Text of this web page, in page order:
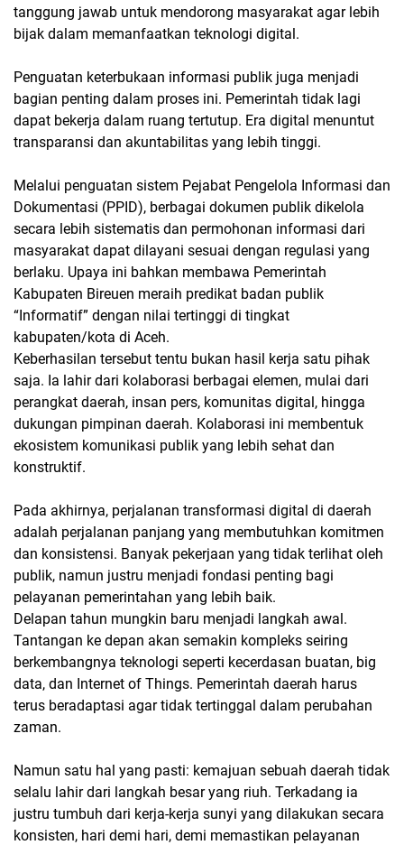
tanggung jawab untuk mendorong masyarakat agar lebih
bijak dalam memanfaatkan teknologi digital.
Penguatan keterbukaan informasi publik juga menjadi
bagian penting dalam proses ini. Pemerintah tidak lagi
dapat bekerja dalam ruang tertutup. Era digital menuntut
transparansi dan akuntabilitas yang lebih tinggi.
Melalui penguatan sistem Pejabat Pengelola Informasi dan
Dokumentasi (PPID), berbagai dokumen publik dikelola
secara lebih sistematis dan permohonan informasi dari
masyarakat dapat dilayani sesuai dengan regulasi yang
berlaku. Upaya ini bahkan membawa Pemerintah
Kabupaten Bireuen meraih predikat badan publik
“Informatif” dengan nilai tertinggi di tingkat
kabupaten/kota di Aceh.
Keberhasilan tersebut tentu bukan hasil kerja satu pihak
saja. Ia lahir dari kolaborasi berbagai elemen, mulai dari
perangkat daerah, insan pers, komunitas digital, hingga
dukungan pimpinan daerah. Kolaborasi ini membentuk
ekosistem komunikasi publik yang lebih sehat dan
konstruktif.
Pada akhirnya, perjalanan transformasi digital di daerah
adalah perjalanan panjang yang membutuhkan komitmen
dan konsistensi. Banyak pekerjaan yang tidak terlihat oleh
publik, namun justru menjadi fondasi penting bagi
pelayanan pemerintahan yang lebih baik.
Delapan tahun mungkin baru menjadi langkah awal.
Tantangan ke depan akan semakin kompleks seiring
berkembangnya teknologi seperti kecerdasan buatan, big
data, dan Internet of Things. Pemerintah daerah harus
terus beradaptasi agar tidak tertinggal dalam perubahan
zaman.
Namun satu hal yang pasti: kemajuan sebuah daerah tidak
selalu lahir dari langkah besar yang riuh. Terkadang ia
justru tumbuh dari kerja-kerja sunyi yang dilakukan secara
konsisten, hari demi hari, demi memastikan pelayanan